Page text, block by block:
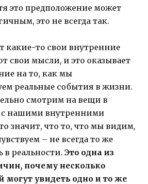
это предположение может
это не всегда так.
какие-то свои внутренние
свои мысли, и это оказывает
на то, как мы
реальные события в жизни.
смотрим на вещи в
с нашими внутренними
значит, что то, что мы видим,
– не всегда то же
в реальности. Это одна из
почему несколько
могут увидеть одно и то же